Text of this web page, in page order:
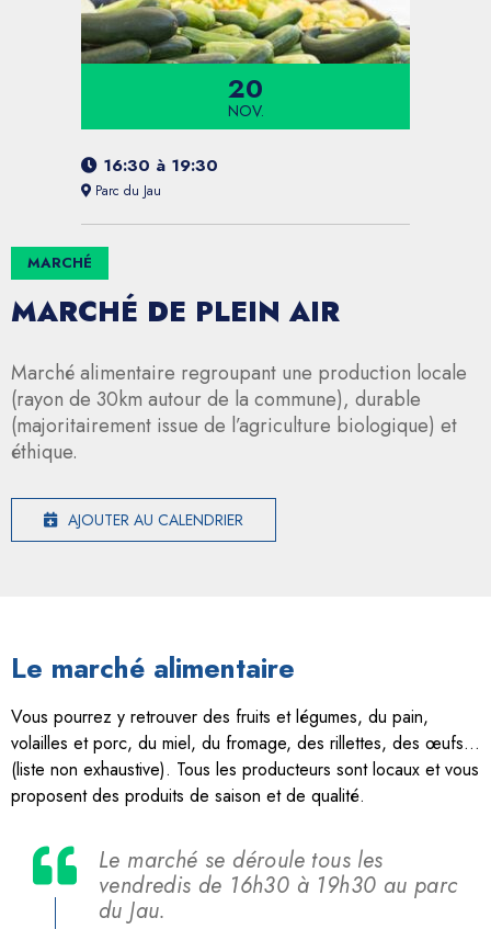
20
NOV.
16:30 à 19:30
Parc du Jau
MARCHÉ
MARCHÉ DE PLEIN AIR
Marché alimentaire regroupant une production locale
(rayon de 30km autour de la commune), durable
(majoritairement issue de l’agriculture biologique) et
éthique.
AJOUTER AU CALENDRIER
Le marché alimentaire
Vous pourrez y retrouver des fruits et légumes, du pain,
volailles et porc, du miel, du fromage, des rillettes, des œufs…
(liste non exhaustive). Tous les producteurs sont locaux et vous
proposent des produits de saison et de qualité.
Le marché se déroule tous les
vendredis de 16h30 à 19h30 au parc
du Jau.